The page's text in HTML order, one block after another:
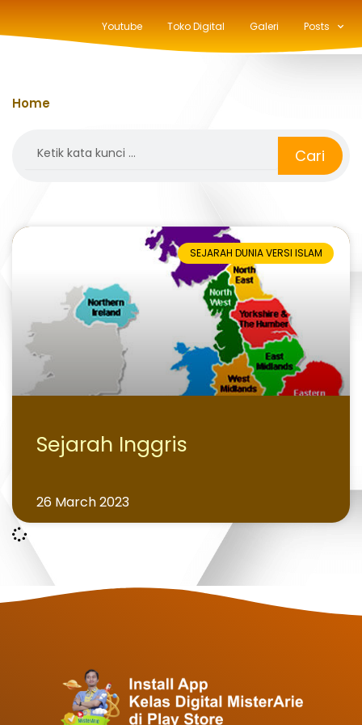
Youtube Toko Digital Galeri Posts
Home
Cari
SEJARAH DUNIA VERSI ISLAM
Sejarah Inggris
26 March 2023